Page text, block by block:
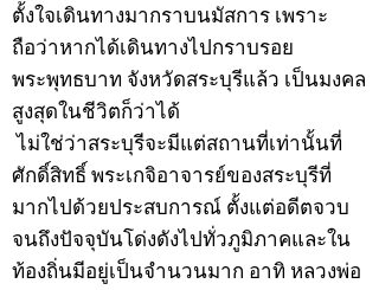
ตั้งใจเดินทางมากราบนมัสการ เพราะ
ถือว่าหากได้เดินทางไปกราบรอย
พระพุทธบาท จังหวัดสระบุรีแล้ว เป็นมงคล
สูงสุดในชีวิตก็ว่าได้
ไม่ใช่ว่าสระบุรีจะมีแต่สถานที่เท่านั้นที่
ศักดิ์สิทธิ์ พระเกจิอาจารย์ของสระบุรีที่
มากไปด้วยประสบการณ์ ตั้งแต่อดีตจวบ
จนถึงปัจจุบันโด่งดังไปทั่วภูมิภาคและใน
ท้องถิ่นมีอยู่เป็นจำนวนมาก อาทิ หลวงพ่อ